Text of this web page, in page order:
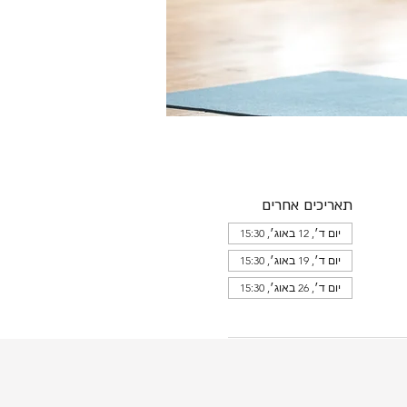
תאריכים אחרים
יום ד׳, 12 באוג׳, 15:30
יום ד׳, 19 באוג׳, 15:30
יום ד׳, 26 באוג׳, 15:30